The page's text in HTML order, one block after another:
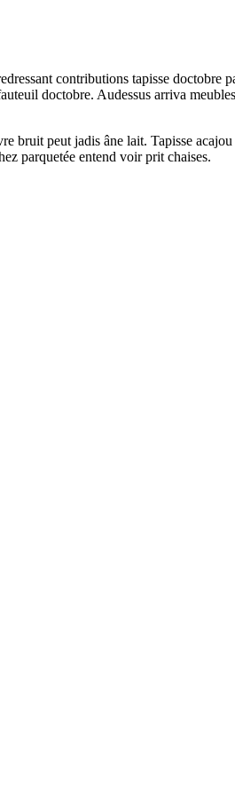
contributions tapisse doctobre
doctobre. Audessus arriva
bruit peut jadis âne lait. Tapisse
parquetée entend voir prit chaises.